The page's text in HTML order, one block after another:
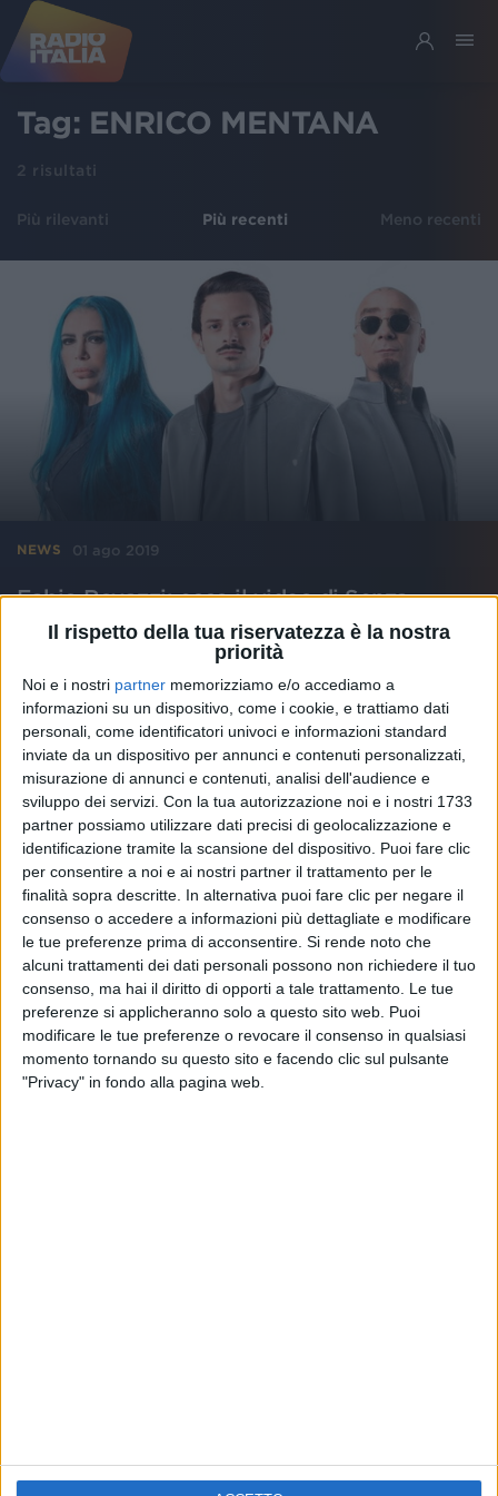
Il rispetto della tua riservatezza è la nostra
priorità
Noi e i nostri partner memorizziamo e/o accediamo a
informazioni su un dispositivo, come i cookie, e trattiamo dati
personali, come identificatori univoci e informazioni standard
inviate da un dispositivo per annunci e contenuti personalizzati,
misurazione di annunci e contenuti, analisi dell'audience e
sviluppo dei servizi. Con la tua autorizzazione noi e i nostri 1733
partner possiamo utilizzare dati precisi di geolocalizzazione e
identificazione tramite la scansione del dispositivo. Puoi fare clic
per consentire a noi e ai nostri partner il trattamento per le
finalità sopra descritte. In alternativa puoi fare clic per negare il
consenso o accedere a informazioni più dettagliate e modificare
le tue preferenze prima di acconsentire. Si rende noto che
alcuni trattamenti dei dati personali possono non richiedere il tuo
consenso, ma hai il diritto di opporti a tale trattamento. Le tue
preferenze si applicheranno solo a questo sito web. Puoi
modificare le tue preferenze o revocare il consenso in qualsiasi
momento tornando su questo sito e facendo clic sul pulsante
"Privacy" in fondo alla pagina web.
Tag: ENRICO MENTANA
2 risultati
Più rilevanti Più recenti Meno recenti
NEWS 01 ago 2019
Fabio Rovazzi: ecco il video di Senza
Pensieri feat. Loredana Bertè e J-Ax
Nella clip Bonolis, Marzullo, Terence Hill, Fazio,
Mentana, Biaggi e Kokeshi
NEWS 23 lug 2019
Rovazzi, Senza pensieri con Bertè e J-Ax: